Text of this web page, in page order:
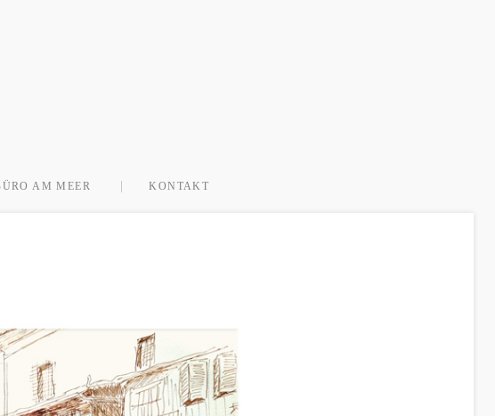
AM MEER KONTAKT